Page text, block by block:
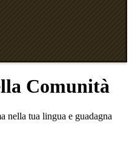
Comunità
nella tua lingua e guadagna